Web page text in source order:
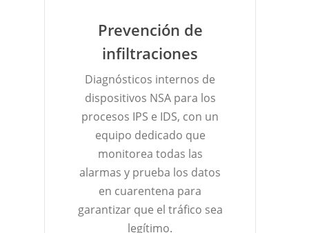
Prevención de
infiltraciones
Diagnósticos internos de
dispositivos NSA para los
procesos IPS e IDS, con un
equipo dedicado que
monitorea todas las
alarmas y prueba los datos
en cuarentena para
garantizar que el tráfico sea
legítimo.